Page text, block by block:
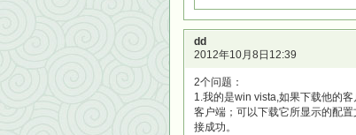
dd
2012年10月8日12:39
2个问题：
1.我的是win vista,如果下载他的
客户端；可以下载它所显示的配
接成功。